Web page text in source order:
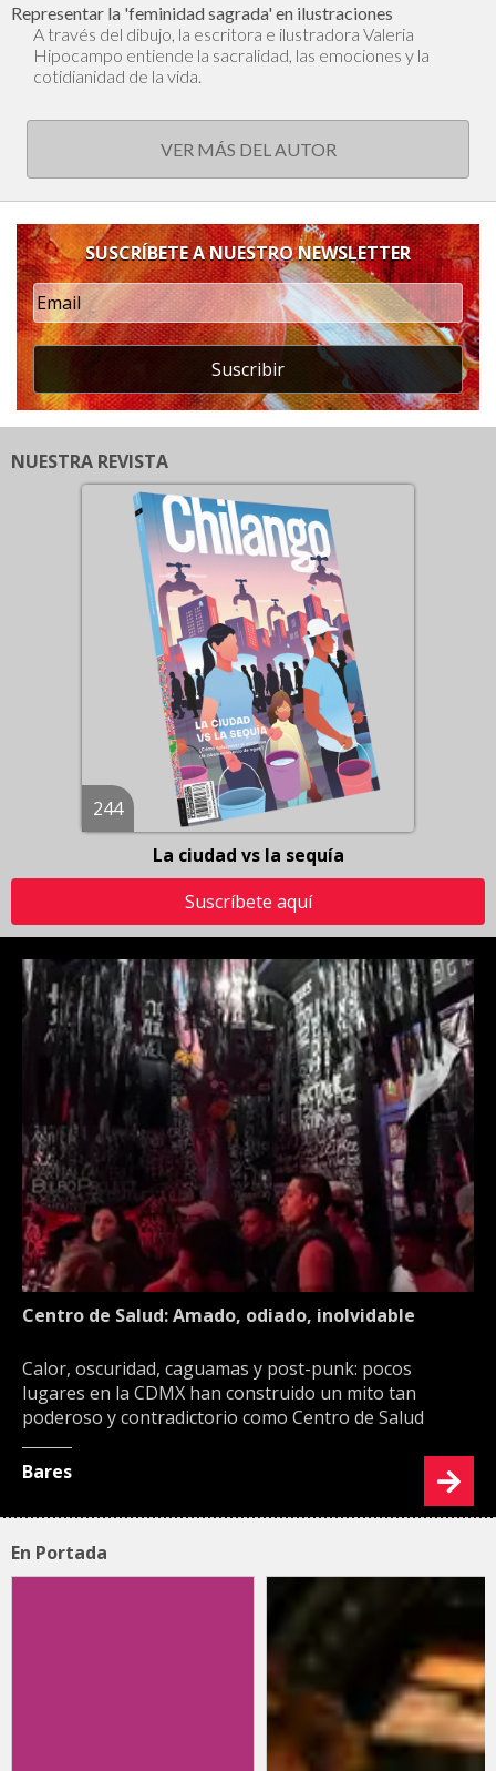
Representar la 'feminidad sagrada' en ilustraciones
A través del dibujo, la escritora e ilustradora Valeria
Hipocampo entiende la sacralidad, las emociones y la
cotidianidad de la vida.
VER MÁS DEL AUTOR
SUSCRÍBETE A NUESTRO NEWSLETTER
Suscribir
NUESTRA REVISTA
244
La ciudad vs la sequía
Suscríbete aquí
Centro de Salud: Amado, odiado, inolvidable
Calor, oscuridad, caguamas y post-punk: pocos
lugares en la CDMX han construido un mito tan
poderoso y contradictorio como Centro de Salud
Bares
En Portada